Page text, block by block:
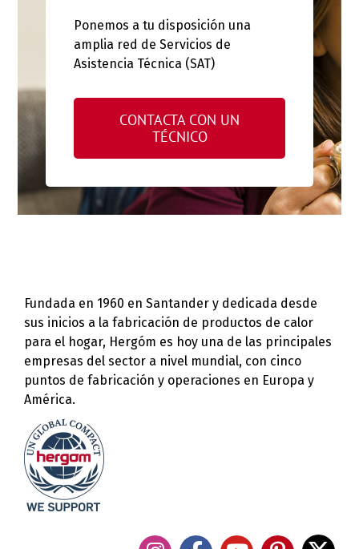
Ponemos a tu disposición una
amplia red de Servicios de
Asistencia Técnica (SAT)
CONTACTA CON UN
TÉCNICO
Fundada en 1960 en Santander y dedicada desde
sus inicios a la fabricación de productos de calor
para el hogar, Hergóm es hoy una de las principales
empresas del sector a nivel mundial, con cinco
puntos de fabricación y operaciones en Europa y
América.